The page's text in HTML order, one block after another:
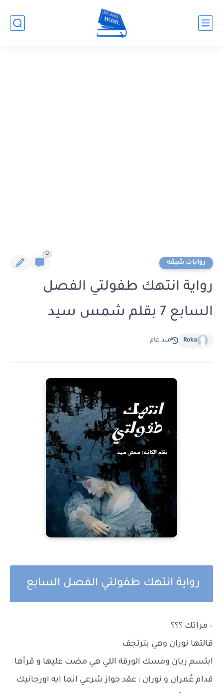
روايات شيقه
0
رواية انتهك طفولتي الفصل
السابع 7 بقلم شمس سيد
Roka منذ عام
رواية انتهك طفولتي الفصل السابع
– مراتك ؟؟؟
قالتها نوران وهي بترتجف
ابتسم ريان ومسك الورقة اللي هي مضت عليها و قرأها
قدام عُمران و نوران : عقد جواز شرعي انما ايه اورجانيك